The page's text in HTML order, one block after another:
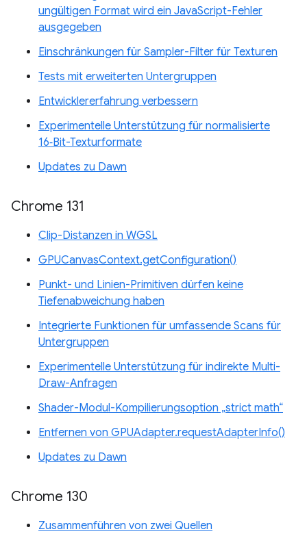
ungültigen Format wird ein JavaScript-Fehler
ausgegeben
Einschränkungen für Sampler-Filter für Texturen
Tests mit erweiterten Untergruppen
Entwicklererfahrung verbessern
Experimentelle Unterstützung für normalisierte
16‑Bit-Texturformate
Updates zu Dawn
Chrome 131
Clip-Distanzen in WGSL
GPUCanvasContext.getConfiguration()
Punkt- und Linien-Primitiven dürfen keine
Tiefenabweichung haben
Integrierte Funktionen für umfassende Scans für
Untergruppen
Experimentelle Unterstützung für indirekte Multi-
Draw-Anfragen
Shader-Modul-Kompilierungsoption „strict math“
Entfernen von GPUAdapter.requestAdapterInfo()
Updates zu Dawn
Chrome 130
Zusammenführen von zwei Quellen